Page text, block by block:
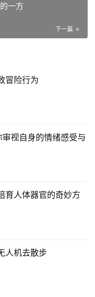
一方
下一篇
冒险行为
视自身的情绪感受与
育人体器官的奇妙方
人机去散步